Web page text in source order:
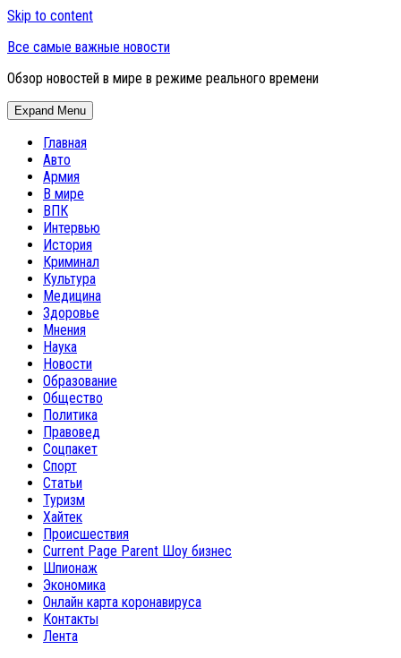
Skip to content
Все самые важные новости
Обзор новостей в мире в режиме реального времени
Expand Menu
Главная
Авто
Армия
В мире
ВПК
Интервью
История
Криминал
Культура
Медицина
Здоровье
Мнения
Наука
Новости
Образование
Общество
Политика
Правовед
Соцпакет
Спорт
Статьи
Туризм
Хайтек
Происшествия
Current Page Parent Шоу бизнес
Шпионаж
Экономика
Онлайн карта коронавируса
Контакты
Лента